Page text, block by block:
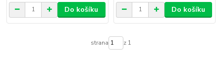
Do košíku Do košíku
strana z 1